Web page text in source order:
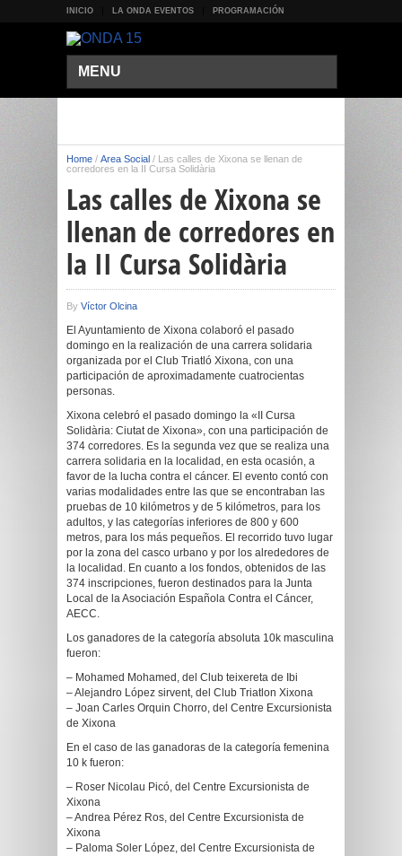
INICIO LA ONDA EVENTOS PROGRAMACIÓN
MENU
Home / Área Social / Las calles de Xixona se llenan de
corredores en la II Cursa Solidària
Las calles de Xixona se
llenan de corredores en
la II Cursa Solidària
By Víctor Olcina
El Ayuntamiento de Xixona colaboró el pasado
domingo en la realización de una carrera solidaria
organizada por el Club Triatló Xixona, con una
participación de aproximadamente cuatrocientas
personas.
Xixona celebró el pasado domingo la «II Cursa
Solidària: Ciutat de Xixona», con una participación de
374 corredores. Es la segunda vez que se realiza una
carrera solidaria en la localidad, en esta ocasión, a
favor de la lucha contra el cáncer. El evento contó con
varias modalidades entre las que se encontraban las
pruebas de 10 kilómetros y de 5 kilómetros, para los
adultos, y las categorías inferiores de 800 y 600
metros, para los más pequeños. El recorrido tuvo lugar
por la zona del casco urbano y por los alrededores de
la localidad. En cuanto a los fondos, obtenidos de las
374 inscripciones, fueron destinados para la Junta
Local de la Asociación Española Contra el Cáncer,
AECC.
Los ganadores de la categoría absoluta 10k masculina
fueron:
– Mohamed Mohamed, del Club teixereta de Ibi
– Alejandro López sirvent, del Club Triatlon Xixona
– Joan Carles Orquin Chorro, del Centre Excursionista
de Xixona
En el caso de las ganadoras de la categoría femenina
10 k fueron:
– Roser Nicolau Picó, del Centre Excursionista de
Xixona
– Andrea Pérez Ros, del Centre Excursionista de
Xixona
– Paloma Soler López, del Centre Excursionista de